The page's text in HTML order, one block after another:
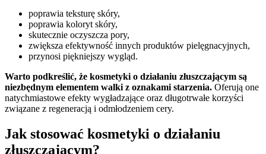
poprawia teksturę skóry,
poprawia koloryt skóry,
skutecznie oczyszcza pory,
zwiększa efektywność innych produktów pielęgnacyjnych,
przynosi piękniejszy wygląd.
Warto podkreślić, że kosmetyki o działaniu złuszczającym są
niezbędnym elementem walki z oznakami starzenia. Oferują one
natychmiastowe efekty wygładzające oraz długotrwałe korzyści
związane z regeneracją i odmłodzeniem cery.
Jak stosować kosmetyki o działaniu
złuszczającym?